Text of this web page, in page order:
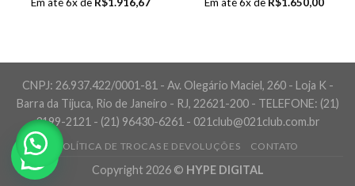
Em até 6x de R$1.916,67
Em até 6x de R$1.650,00
CNPJ: 26.937.422/0001-81 - Av. Olegário Maciel, 260 - Loja K -
Barra da Tijuca, Rio de Janeiro - RJ, 22621-200 - TELEFONE: (21)
3199-2121 - (21) 96430-6261 - 021club@021club.com.br
POLÍTICA DE TROCAS E DEVOLUÇÕES CONTATO
Copyright 2026 © HYPE DIGITAL